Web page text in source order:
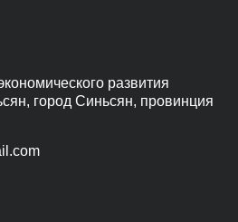
развития
город Синьсян, провинция